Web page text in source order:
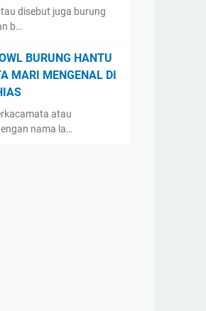
disebut juga burung
b…
BURUNG HANTU
MARI MENGENAL DI
atau
nama la…